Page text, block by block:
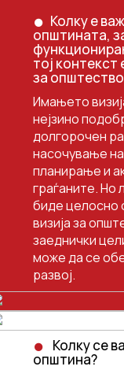
Колку е
општината,
тој контекст
за
Имањето
нејзино
долгорочен
насочување
планирање и
граѓаните. Но
биде целосно
визија за
заеднички
може да се
развој.
Колку се
општина?